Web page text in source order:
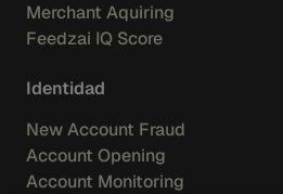
Merchant Aquiring
Feedzai IQ Score
Identidad
New Account Fraud
Account Opening
Account Monitoring